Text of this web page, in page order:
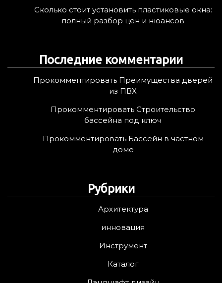
Сколько стоит установить пластиковые окна:
полный разбор цен и нюансов
Последние комментарии
Прокомментировать Преимущества дверей
из ПВХ
Прокомментировать Строительство
бассейна под ключ
Прокомментировать Бассейн в частном
доме
Рубрики
Архитектура
инновация
Инструмент
Каталог